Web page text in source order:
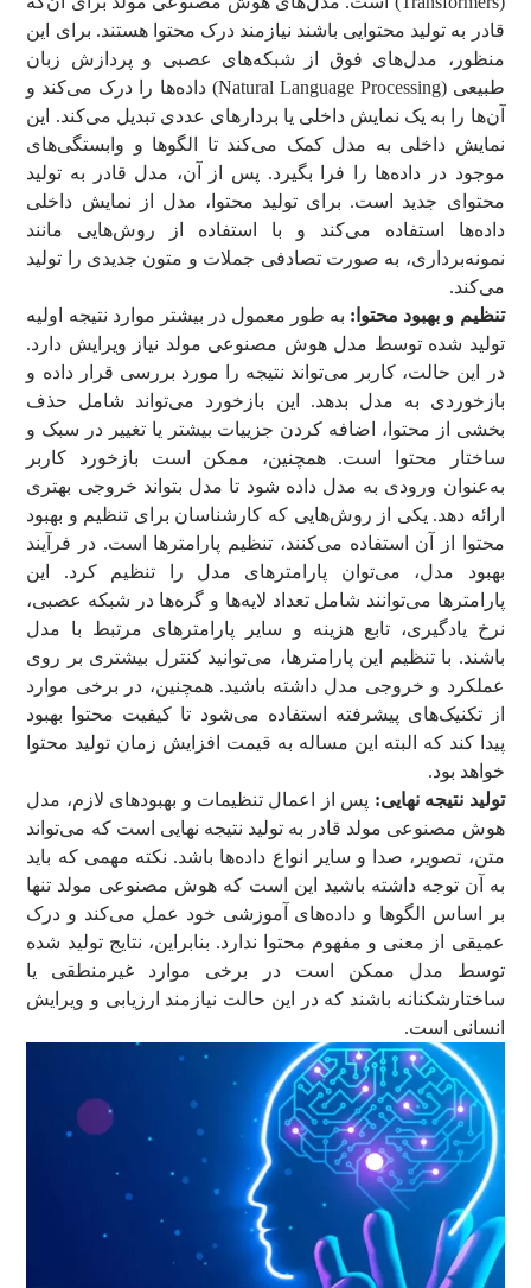
قادر به تولید محتوایی باشند نیازمند درک محتوا هستند. برای این
منظور، مدل‌های فوق از شبکه‌های عصبی و پردازش زبان
طبیعی (Natural Language Processing) داده‌ها را درک می‌کند و
آن‌ها را به یک نمایش داخلی یا بردارهای عددی تبدیل می‌کند. این
نمایش داخلی به مدل کمک می‌کند تا الگوها و وابستگی‌های
موجود در داده‌ها را فرا بگیرد. پس از آن، مدل قادر به تولید
محتوای جدید است. برای تولید محتوا، مدل از نمایش داخلی
داده‌ها استفاده می‌کند و با استفاده از روش‌هایی مانند
نمونه‌برداری، به صورت تصادفی جملات و متون جدیدی را تولید
می‌کند.
تنظیم و بهبود محتوا: به طور معمول در بیشتر موارد نتیجه اولیه
تولید شده توسط مدل هوش مصنوعی مولد نیاز ویرایش دارد.
در این حالت، کاربر می‌تواند نتیجه را مورد بررسی قرار داده و
بازخوردی به مدل بدهد. این بازخورد می‌تواند شامل حذف
بخشی از محتوا، اضافه کردن جزییات بیشتر یا تغییر در سبک و
ساختار محتوا است. همچنین، ممکن است بازخورد کاربر
به‌عنوان ورودی به مدل داده شود تا مدل بتواند خروجی بهتری
ارائه دهد. یکی از روش‌هایی که کارشناسان برای تنظیم و بهبود
محتوا از آن استفاده می‌کنند، تنظیم پارامترها است. در فرآیند
بهبود مدل، می‌توان پارامترهای مدل را تنظیم کرد. این
پارامترها می‌توانند شامل تعداد لایه‌ها و گره‌ها در شبکه عصبی،
نرخ یادگیری، تابع هزینه و سایر پارامترهای مرتبط با مدل
باشند. با تنظیم این پارامترها، می‌توانید کنترل بیشتری بر روی
عملکرد و خروجی مدل داشته باشید. همچنین، در برخی موارد
از تکنیک‌های پیشرفته استفاده می‌شود تا کیفیت محتوا بهبود
پیدا کند که البته این مساله به قیمت افزایش زمان تولید محتوا
خواهد بود.
تولید نتیجه نهایی: پس از اعمال تنظیمات و بهبودهای لازم، مدل
هوش مصنوعی مولد قادر به تولید نتیجه نهایی است که می‌تواند
متن، تصویر، صدا و سایر انواع داده‌ها باشد. نکته مهمی که باید
به آن توجه داشته باشید این است که هوش مصنوعی مولد تنها
بر اساس الگوها و داده‌های آموزشی خود عمل می‌کند و درک
عمیقی از معنی و مفهوم محتوا ندارد. بنابراین، نتایج تولید شده
توسط مدل ممکن است در برخی موارد غیرمنطقی یا
ساختارشکنانه باشند که در این حالت نیازمند ارزیابی و ویرایش
انسانی است.